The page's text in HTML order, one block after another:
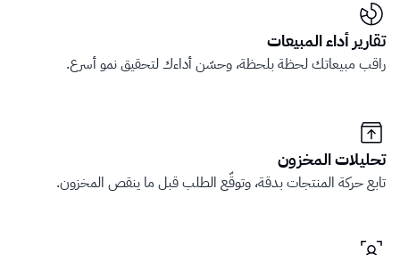
تحليلات المخزون
تابع حركة المنتجات بدقة، وتوقّع الطلب قبل ما ينقص المخزون.
تقارير أداء المبيعات
راقب مبيعاتك لحظة بلحظة، وحسّن أداءك لتحقيق نمو أسرع.